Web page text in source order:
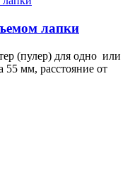
лапки
(пулер) для одно или
мм, расстояние от